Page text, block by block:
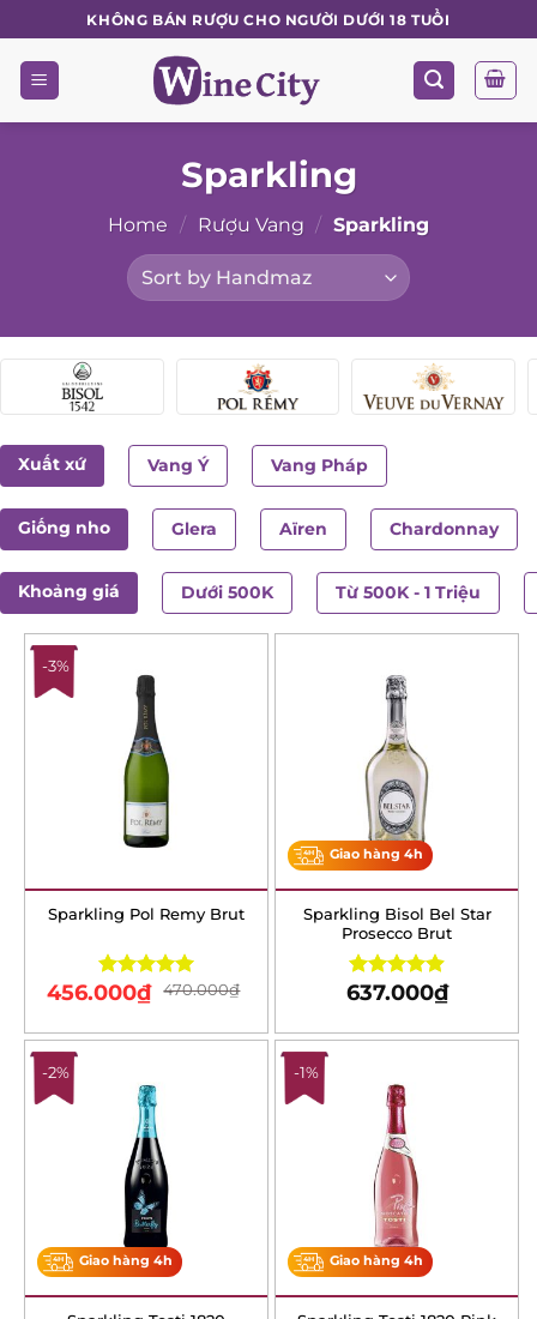
to
content
KHÔNG BÁN RƯỢU CHO NGƯỜI DƯỚI 18 TUỔI
Sparkling
Home Rượu Vang Sparkling
Xuất xứ Vang Ý Vang Pháp
Giống nho Glera Aïren Chardonnay
Khoảng giá Dưới 500K Từ 500K - 1 Triệu
-3%
Sparkling Pol Remy Brut
Rated5.00
out of 5
470.000₫
456.000₫
Giao hàng 4h
Sparkling Bisol Bel Star
Prosecco Brut
Rated 4.88
out of 5
637.000₫
-2%
Giao hàng 4h
Sparkling Tosti 1820
-1%
Giao hàng 4h
Sparkling Tosti 1820 Pink